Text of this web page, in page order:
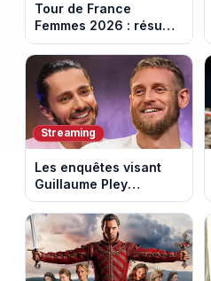
Tour de France
Femmes 2026 : résumé
vidéo de la 7e étape
avec l'ascension du
Mont Ventoux
Streaming
Les enquêtes visant
Guillaume Pley
poussent Ragnar Le
Breton à quitter la
tournée Legend